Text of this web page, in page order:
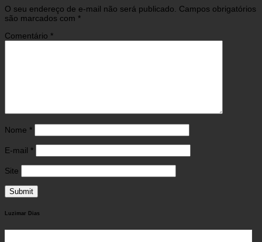
O seu endereço de e-mail não será publicado. Campos obrigatórios
são marcados com *
Comentário *
Nome *
E-mail *
Site
Luzimar Dias